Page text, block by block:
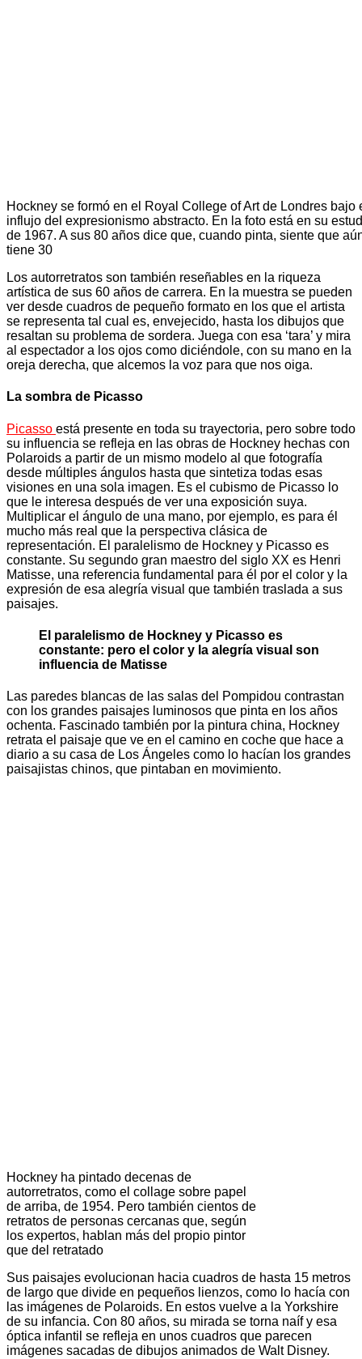
Hockney se formó en el Royal College of Art de Londres bajo
influjo del expresionismo abstracto. En la foto está en su
de 1967. A sus 80 años dice que, cuando pinta, siente que
tiene 30
Los autorretratos son también reseñables en la riqueza
artística de sus 60 años de carrera. En la muestra se pueden
ver desde cuadros de pequeño formato en los que el artista
se representa tal cual es, envejecido, hasta los dibujos que
resaltan su problema de sordera. Juega con esa ‘tara’ y mira
al espectador a los ojos como diciéndole, con su mano en la
oreja derecha, que alcemos la voz para que nos oiga.
La sombra de Picasso
Picasso está presente en toda su trayectoria, pero sobre todo
su influencia se refleja en las obras de Hockney hechas con
Polaroids a partir de un mismo modelo al que fotografía
desde múltiples ángulos hasta que sintetiza todas esas
visiones en una sola imagen. Es el cubismo de Picasso lo
que le interesa después de ver una exposición suya.
Multiplicar el ángulo de una mano, por ejemplo, es para él
mucho más real que la perspectiva clásica de
representación. El paralelismo de Hockney y Picasso es
constante. Su segundo gran maestro del siglo XX es Henri
Matisse, una referencia fundamental para él por el color y la
expresión de esa alegría visual que también traslada a sus
paisajes.
El paralelismo de Hockney y Picasso es
constante: pero el color y la alegría visual son
influencia de Matisse
Las paredes blancas de las salas del Pompidou contrastan
con los grandes paisajes luminosos que pinta en los años
ochenta. Fascinado también por la pintura china, Hockney
retrata el paisaje que ve en el camino en coche que hace a
diario a su casa de Los Ángeles como lo hacían los grandes
paisajistas chinos, que pintaban en movimiento.
Hockney ha pintado decenas de
autorretratos, como el collage sobre papel
de arriba, de 1954. Pero también cientos de
retratos de personas cercanas que, según
los expertos, hablan más del propio pintor
que del retratado
Sus paisajes evolucionan hacia cuadros de hasta 15 metros
de largo que divide en pequeños lienzos, como lo hacía con
las imágenes de Polaroids. En estos vuelve a la Yorkshire
de su infancia. Con 80 años, su mirada se torna naíf y esa
óptica infantil se refleja en unos cuadros que parecen
imágenes sacadas de dibujos animados de Walt Disney.